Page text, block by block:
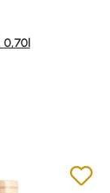
5 Sternen
0,70l